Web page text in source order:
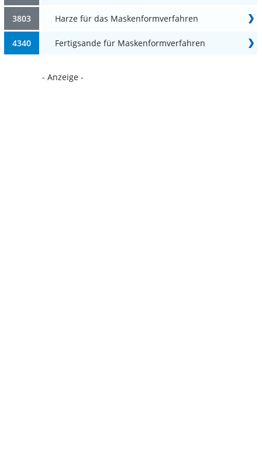
3803 Harze für das Maskenformverfahren
4340 Fertigsande für Maskenformverfahren
- Anzeige -